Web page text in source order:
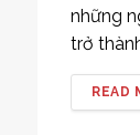
những
trở
READ